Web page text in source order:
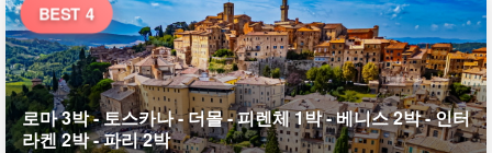
BEST 4
로마 3박 - 토스카나 - 더몰 - 피렌체 1박 - 베니스 2박 - 인터
라켄 2박 - 파리 2박